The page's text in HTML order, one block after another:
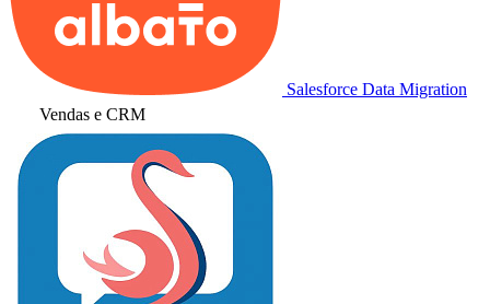
Salesforce Data Migration
Vendas e CRM